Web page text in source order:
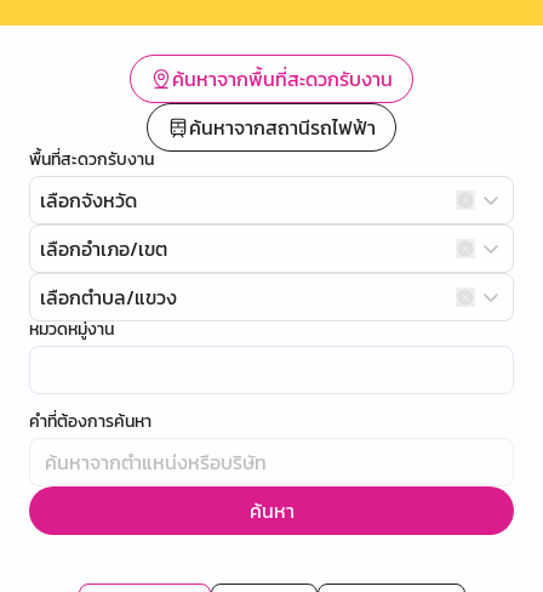
ค้นหาจากพื้นที่สะดวกรับงาน
ค้นหาจากสถานีรถไฟฟ้า
พื้นที่สะดวกรับงาน
เลือกจังหวัด
เลือกอำเภอ/เขต
เลือกตำบล/แขวง
หมวดหมู่งาน
คำที่ต้องการค้นหา
ค้นหา